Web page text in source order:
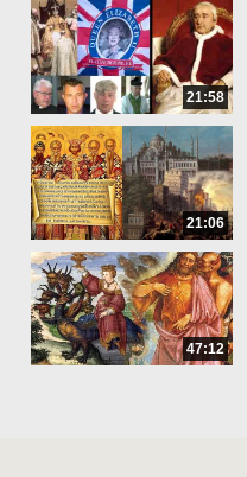
21:58
21:06
47:12